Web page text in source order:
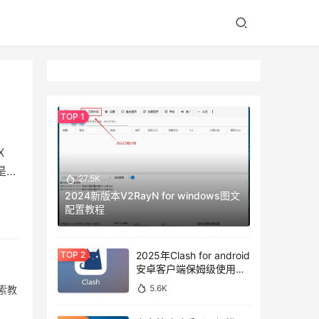
发
教
27.5K
2024新版本V2RayN for windows图文
配置教程
2025年Clash for android
安卓客户端保姆级使用教
程
5.6K